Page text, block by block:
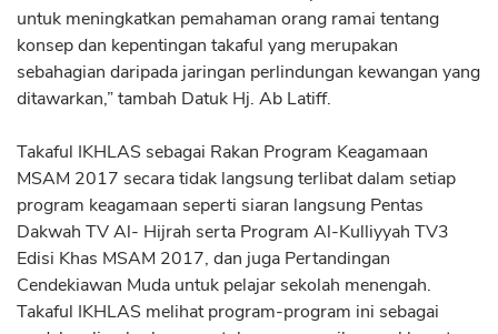
untuk meningkatkan pemahaman orang ramai tentang
konsep dan kepentingan takaful yang merupakan
sebahagian daripada jaringan perlindungan kewangan yang
ditawarkan,” tambah Datuk Hj. Ab Latiff.
Takaful IKHLAS sebagai Rakan Program Keagamaan
MSAM 2017 secara tidak langsung terlibat dalam setiap
program keagamaan seperti siaran langsung Pentas
Dakwah TV Al- Hijrah serta Program Al-Kulliyyah TV3
Edisi Khas MSAM 2017, dan juga Pertandingan
Cendekiawan Muda untuk pelajar sekolah menengah.
Takaful IKHLAS melihat program-program ini sebagai